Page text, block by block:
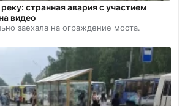
странная авария с участием
видео
заехала на ограждение моста.